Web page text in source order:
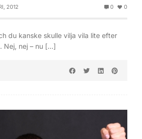
2012 0 0
du kanske skulle vilja vila lite efter
Nej, nej – nu […]